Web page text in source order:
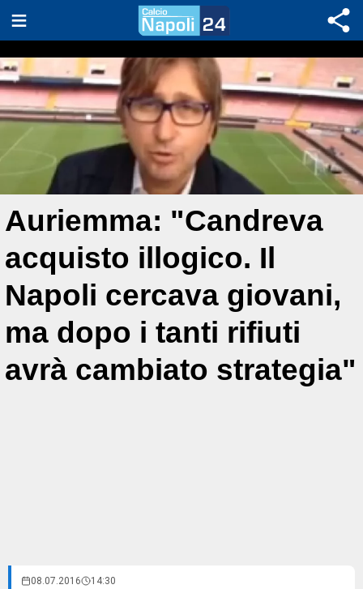
Auriemma: "Candreva
acquisto illogico. Il
Napoli cercava giovani,
ma dopo i tanti rifiuti
avrà cambiato strategia"
08.07.2016 14:30